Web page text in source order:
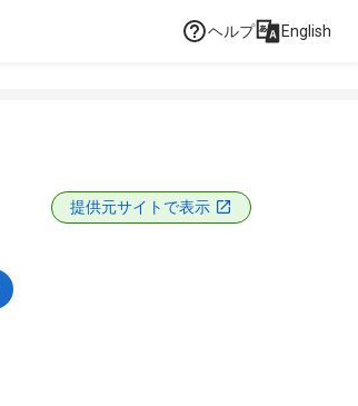
ヘルプ English
提供元サイトで表示